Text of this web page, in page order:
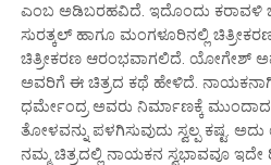
ಎಂಬ ಅಡಿಬರಹವಿದೆ. ಇದೊಂದು ಕರಾವಳಿ
ಸುರತ್ಕಲ್ ಹಾಗೂ ಮಂಗಳೂರಿನಲ್ಲಿ
ಚಿತ್ರೀಕರಣ ಆರಂಭವಾಗಲಿದೆ. ಯೋಗೇಶ್
ಅವರಿಗೆ ಈ ಚಿತ್ರದ ಕಥೆ ಹೇಳಿದೆ.
ಧರ್ಮೇಂದ್ರ ಅವರು ನಿರ್ಮಾಣಕ್ಕೆ
ತೋಳವನ್ನು ಪಳಗಿಸುವುದು ಸ್ವಲ್ಪ ಕಷ್ಟ.
ನಮ್ಮ ಚಿತ್ರದಲ್ಲಿ ನಾಯಕನ ಸ್ವಭಾವವೂ ಇದೇ